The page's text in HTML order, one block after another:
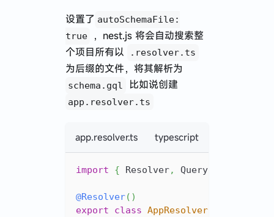
设置了 autoSchemaFile:
true
，nest.js 将会自动搜索整
个项目所有以
.resolver.ts
为后缀的文件，将其解析为
schema.gql 比如说创建
app.resolver.ts
app.resolver.ts typescript
import { Resolver, Query
@Resolver( )
export
class AppResolver